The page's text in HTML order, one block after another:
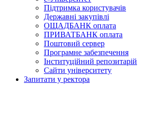
Підтримка користувачів
Державні закупівлі
ОЩАДБАНК оплата
ПРИВАТБАНК оплата
Поштовий сервер
Програмне забезпечення
Інституційний репозитарій
Сайти університету
Запитати у ректора